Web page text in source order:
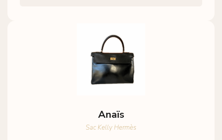
Anaïs
Sac Kelly Hermès